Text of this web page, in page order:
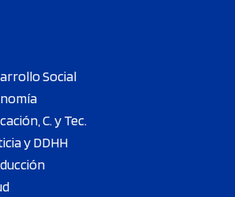
Social
C. y Tec.
y DDHH